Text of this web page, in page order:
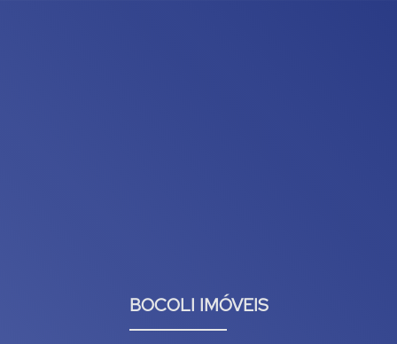
BOCOLI IMÓVEIS